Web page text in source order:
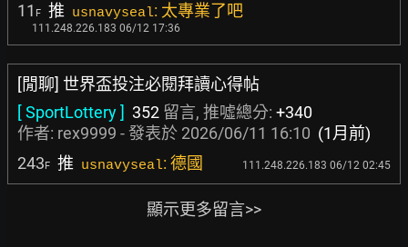
11 F 推 usnavyseal: 太專業了吧
111.248.226.183 06/12 17:36
[閒聊] 世界盃投注必閱拜讀心得帖
[ SportLottery ] 352 留言, 推噓總分: +340
作者: rex9999 - 發表於 2026/06/11 16:10 (1月前)
243F 推 usnavyseal: 德國 111.248.226.183 06/12 02:45
顯示更多留言>>